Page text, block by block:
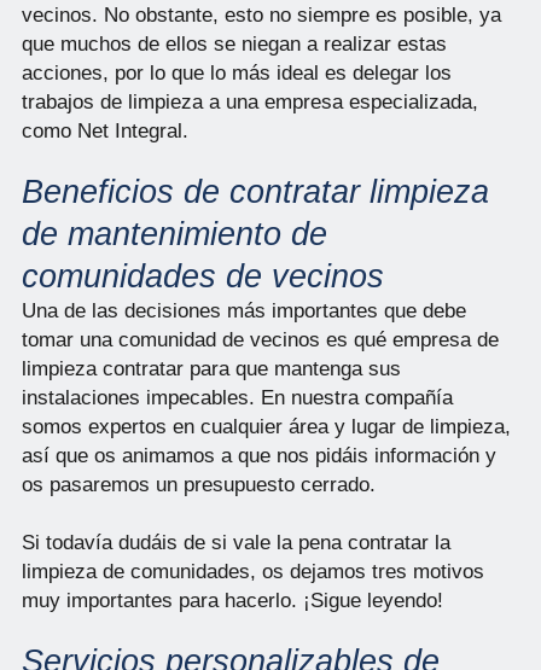
vecinos. No obstante, esto no siempre es posible, ya
que muchos de ellos se niegan a realizar estas
acciones, por lo que lo más ideal es delegar los
trabajos de limpieza a una empresa especializada,
como Net Integral.
Beneficios de contratar limpieza
de mantenimiento de
comunidades de vecinos
Una de las decisiones más importantes que debe
tomar una comunidad de vecinos es qué empresa de
limpieza contratar para que mantenga sus
instalaciones impecables. En nuestra compañía
somos expertos en cualquier área y lugar de limpieza,
así que os animamos a que nos pidáis información y
os pasaremos un presupuesto cerrado.
Si todavía dudáis de si vale la pena contratar la
limpieza de comunidades, os dejamos tres motivos
muy importantes para hacerlo. ¡Sigue leyendo!
Servicios personalizables de